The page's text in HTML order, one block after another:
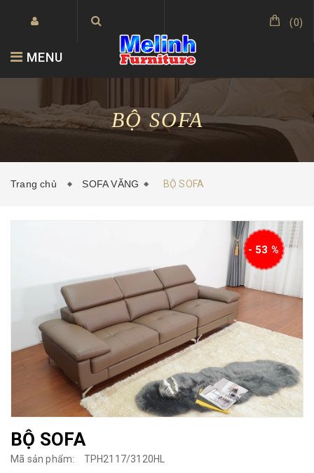
(0)
MENU
BỘ SOFA
Trang chủ SOFA VĂNG BỘ SOFA
- 53 %
BỘ SOFA
Mã sản phẩm: TPH2117/3120HL